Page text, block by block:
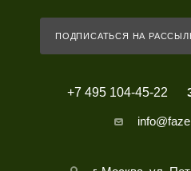
ПОДПИСАТЬСЯ НА
+7 495 104-45-22